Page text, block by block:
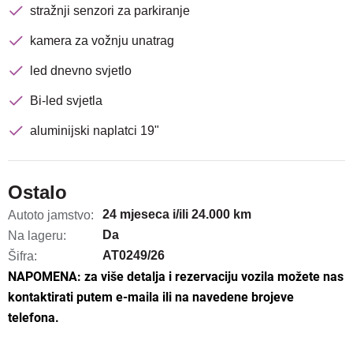
stražnji senzori za parkiranje
kamera za vožnju unatrag
led dnevno svjetlo
Bi-led svjetla
aluminijski naplatci 19"
Ostalo
Autoto jamstvo:
24 mjeseca i/ili 24.000 km
Na lageru:
Da
Šifra:
AT0249/26
NAPOMENA: za više detalja i rezervaciju vozila možete nas
kontaktirati putem e-maila ili na navedene brojeve
telefona.